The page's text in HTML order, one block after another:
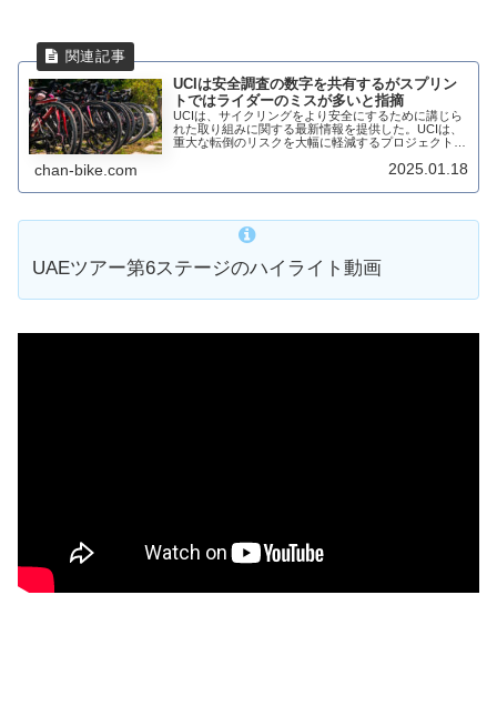
UCIは安全調査の数字を共有するがスプリン
トではライダーのミスが多いと指摘
UCIは、サイクリングをより安全にするために講じら
れた取り組みに関する最新情報を提供した。UCIは、
重大な転倒のリスクを大幅に軽減するプロジェクトで
chan-bike.com 2025.01.18
UAEツアー第6ステージのハイライト動画